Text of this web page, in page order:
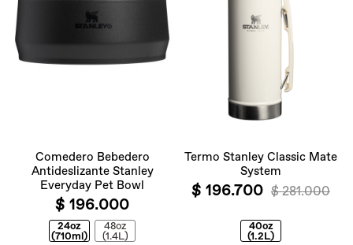
Comedero Bebedero
Antideslizante Stanley
Everyday Pet Bowl
$ 196.000
24oz
(710ml)
48oz
(1.4L)
Termo Stanley Classic Mate
System
$ 196.700 $ 281.000
40oz
(1.2L)